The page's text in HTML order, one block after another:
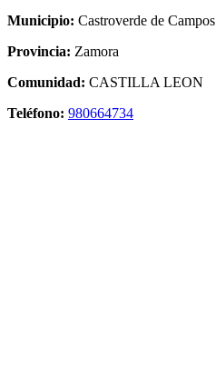
Municipio: Castroverde de Campos
Provincia: Zamora
Comunidad: CASTILLA LEON
Teléfono: 980664734